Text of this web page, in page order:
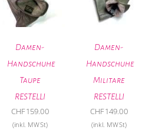
Damen-
Handschuhe
Taupe
RESTELLI
CHF159.00
(inkl. MWSt)
Damen-
Handschuhe
Militare
RESTELLI
CHF149.00
(inkl. MWSt)